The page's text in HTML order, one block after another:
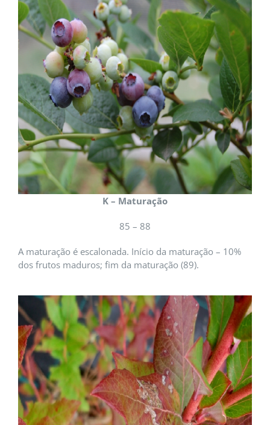
K – Maturação
85 – 88
A maturação é escalonada. Início da maturação – 10%
dos frutos maduros; fim da maturação (89).